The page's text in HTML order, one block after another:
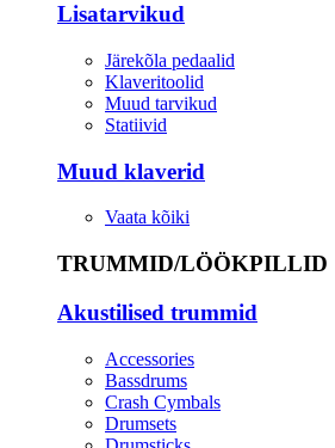
Lisatarvikud
Järekõla pedaalid
Klaveritoolid
Muud tarvikud
Statiivid
Muud klaverid
Vaata kõiki
TRUMMID/LÖÖKPILLID
Akustilised trummid
Accessories
Bassdrums
Crash Cymbals
Drumsets